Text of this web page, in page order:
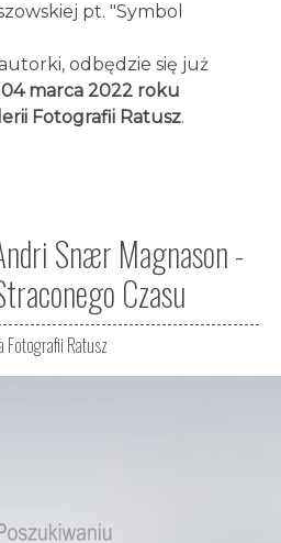
pt. "Symbol
odbędzie się już
04 marca 2022 roku
Fotografii Ratusz.
Snær Magnason -
Czasu
Fotografii Ratusz